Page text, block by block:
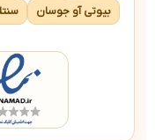
بیوتی آو جوسان